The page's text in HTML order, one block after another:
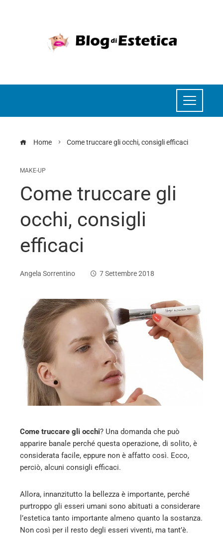
Home Come truccare gli occhi, consigli efficaci
MAKE-UP
Come truccare gli
occhi, consigli
efficaci
Angela Sorrentino 7 Settembre 2018
Come truccare gli occhi? Una domanda che può
apparire banale perché questa operazione, di solito, è
considerata facile, eppure non è affatto così. Ecco,
perciò, alcuni consigli efficaci.
Allora, innanzitutto la bellezza è importante, perché
purtroppo gli esseri umani sono abituati a considerare
l’estetica tanto importante almeno quanto la sostanza.
Non così per il resto degli esseri viventi, ma tant’è.